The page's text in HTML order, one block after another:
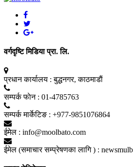
वर्गदृष्टि मिडिया प्रा. लि.
प्रधान कार्यालय : बुद्धनगर, काठमाडाैं
सम्पर्क फाेन : 01-4785763
सम्पर्क मार्केटिङ : +977-9851076864
ईमेल : info@moolbato.com
ईमेल (समाचार सम्प्रेषणका लागि ) :